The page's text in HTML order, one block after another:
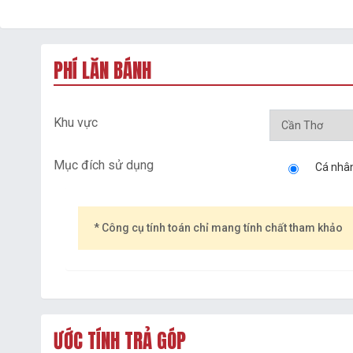
PHÍ LĂN BÁNH
Khu vực
Mục đích sử dụng Cá
* Công cụ tính toán chỉ mang tính chất tham khảo
ƯỚC TÍNH TRẢ GÓP